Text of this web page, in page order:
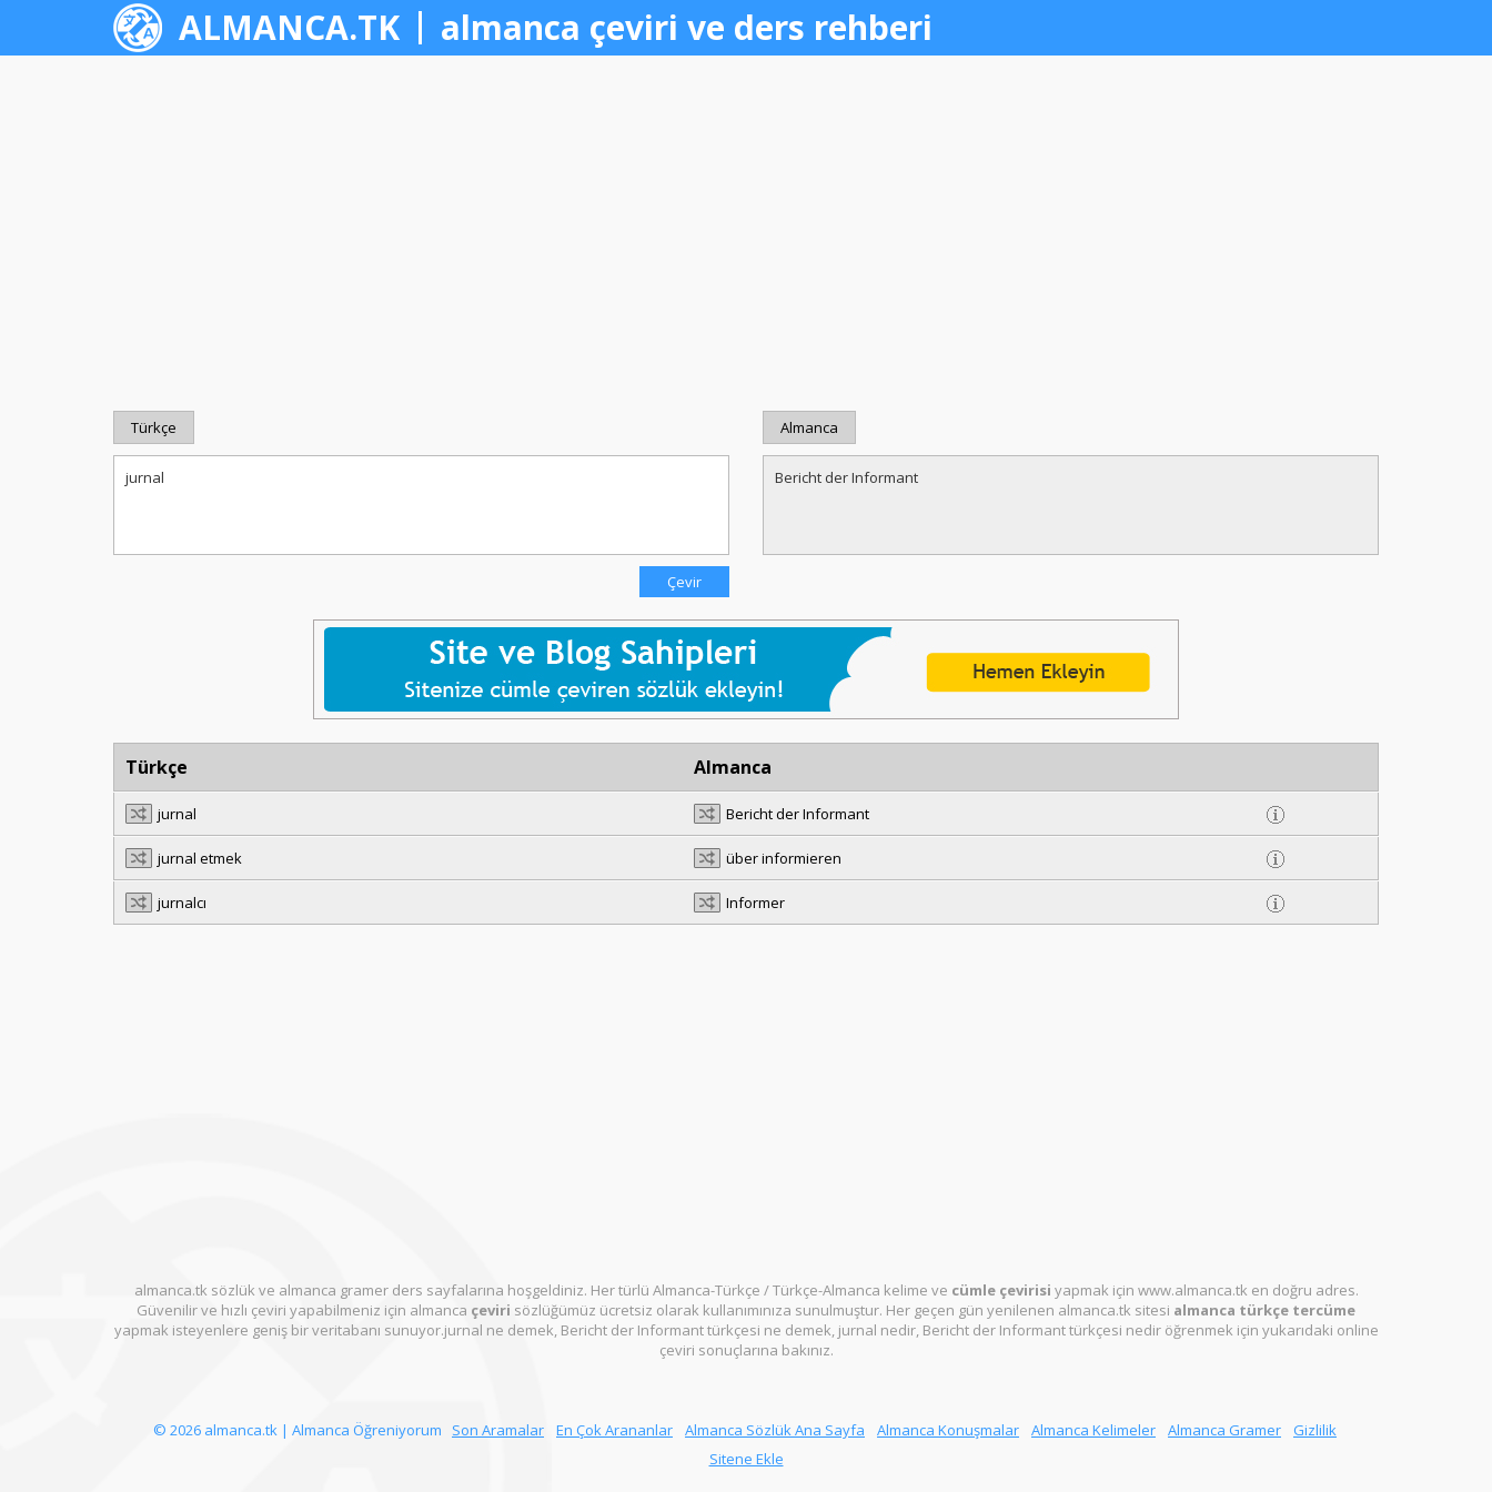
ALMANCA.TK almanca çeviri ve ders rehberi
Türkçe Almanca
Türkçe Almanca
jurnal Bericht der Informant
jurnal etmek über informieren
jurnalcı Informer
almanca.tk sözlük ve almanca gramer ders sayfalarına hoşgeldiniz. Her türlü Almanca-Türkçe / Türkçe-Almanca kelime ve cümle çevirisi yapmak için www.almanca.tk en doğru adres.
Güvenilir ve hızlı çeviri yapabilmeniz için almanca çeviri sözlüğümüz ücretsiz olarak kullanımınıza sunulmuştur. Her geçen gün yenilenen almanca.tk sitesi almanca türkçe tercüme
yapmak isteyenlere geniş bir veritabanı sunuyor.jurnal ne demek, Bericht der Informant türkçesi ne demek, jurnal nedir, Bericht der Informant türkçesi nedir öğrenmek için yukarıdaki online
çeviri sonuçlarına bakınız.
© 2026 almanca.tk | Almanca Öğreniyorum Son Aramalar En Çok Arananlar Almanca Sözlük Ana Sayfa Almanca Konuşmalar Almanca Kelimeler Almanca Gramer
Gizlilik
Sitene Ekle